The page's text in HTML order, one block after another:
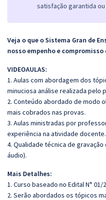
satisfação garantida
Veja o que o Sistema Gran de
nosso empenho e
VIDEOAULAS:
1. Aulas com abordagem dos
minuciosa análise realizada pelo
2. Conteúdo abordado de modo
mais cobrados nas provas.
3. Aulas ministradas por
experiência na atividade docente.
4. Qualidade técnica de
áudio).
Mais Detalhes:
1. Curso baseado no Edital N° 01/
2. Serão abordados os tópicos